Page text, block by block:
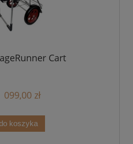
Cart
099,00 zł
koszyka